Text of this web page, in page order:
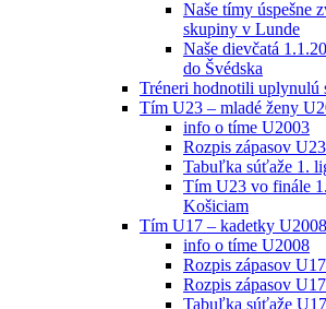
Naše tímy úspešne
skupiny v Lunde
Naše dievčatá
do Švédska
Tréneri hodnotili uplynulú
Tím U23 – mladé ženy
info o tíme U2003
Rozpis zápasov U23
Tabuľka súťaže 1.
Tím U23 vo finále
Košiciam
Tím U17 – kadetky U2008
info o tíme U2008
Rozpis zápasov
Rozpis zápasov
Tabuľka súťaže